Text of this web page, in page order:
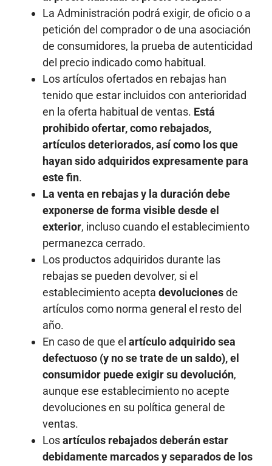
La Administración podrá exigir, de oficio o a
petición del comprador o de una asociación
de consumidores, la prueba de autenticidad
del precio indicado como habitual.
Los artículos ofertados en rebajas han
tenido que estar incluidos con anterioridad
en la oferta habitual de ventas. Está
prohibido ofertar, como rebajados,
artículos deteriorados, así como los que
hayan sido adquiridos expresamente para
este fin.
La venta en rebajas y la duración debe
exponerse de forma visible desde el
exterior, incluso cuando el establecimiento
permanezca cerrado.
Los productos adquiridos durante las
rebajas se pueden devolver, si el
establecimiento acepta devolucionesde
artículos como norma general el resto del
año.
En caso de que el artículo adquirido sea
defectuoso (y no se trate de un saldo), el
consumidor puede exigir su devolución,
aunque ese establecimiento no acepte
devoluciones en su política general de
ventas.
Losartículos rebajadosdeberán estar
debidamente marcados y separados de los